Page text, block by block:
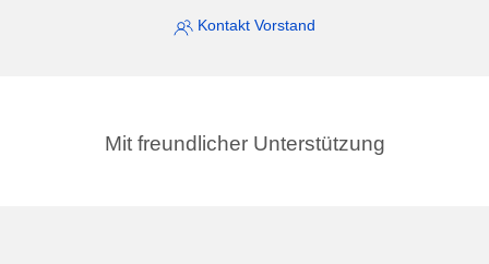
Kontakt Vorstand
Mit freundlicher Unterstützung